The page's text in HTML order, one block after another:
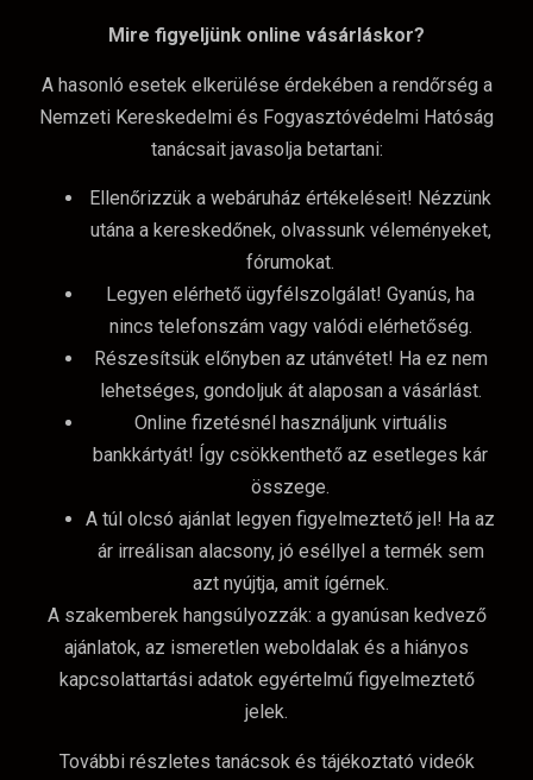
Mire figyeljünk online vásárláskor?
A hasonló esetek elkerülése érdekében a rendőrség a
Nemzeti Kereskedelmi és Fogyasztóvédelmi Hatóság
tanácsait javasolja betartani:
Ellenőrizzük a webáruház értékeléseit! Nézzünk
utána a kereskedőnek, olvassunk véleményeket,
fórumokat.
Legyen elérhető ügyfélszolgálat! Gyanús, ha
nincs telefonszám vagy valódi elérhetőség.
Részesítsük előnyben az utánvétet! Ha ez nem
lehetséges, gondoljuk át alaposan a vásárlást.
Online fizetésnél használjunk virtuális
bankkártyát! Így csökkenthető az esetleges kár
összege.
A túl olcsó ajánlat legyen figyelmeztető jel! Ha az
ár irreálisan alacsony, jó eséllyel a termék sem
azt nyújtja, amit ígérnek.
A szakemberek hangsúlyozzák: a gyanúsan kedvező
ajánlatok, az ismeretlen weboldalak és a hiányos
kapcsolattartási adatok egyértelmű figyelmeztető
jelek.
További részletes tanácsok és tájékoztató videók